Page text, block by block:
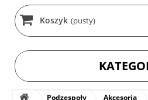
Koszyk (pusty)
Podzespoły Akcesoria